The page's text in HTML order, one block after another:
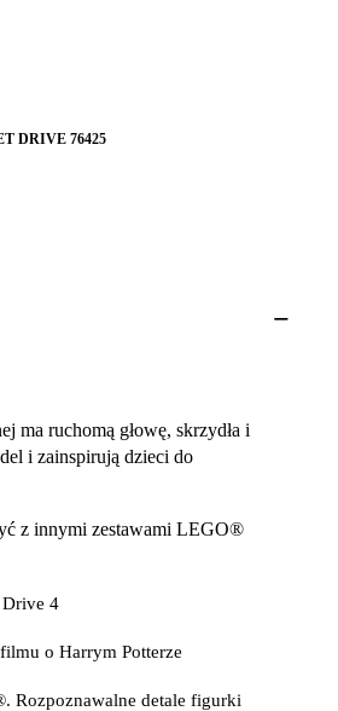
DRIVE 76425
ruchomą głowę, skrzydła i
i zainspirują dzieci do
z innymi zestawami LEGO®
4
o Harrym Potterze
Rozpoznawalne detale figurki